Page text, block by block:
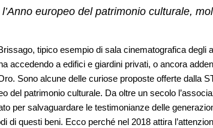
europeo del patrimonio culturale,
tipico esempio di sala cinematografica degli
accedendo a edifici e giardini privati, o ancora
Sono alcune delle curiose proposte offerte dalla
del patrimonio culturale. Da oltre un secolo
per salvaguardare le testimonianze delle
di questi beni. Ecco perché nel 2018 attira